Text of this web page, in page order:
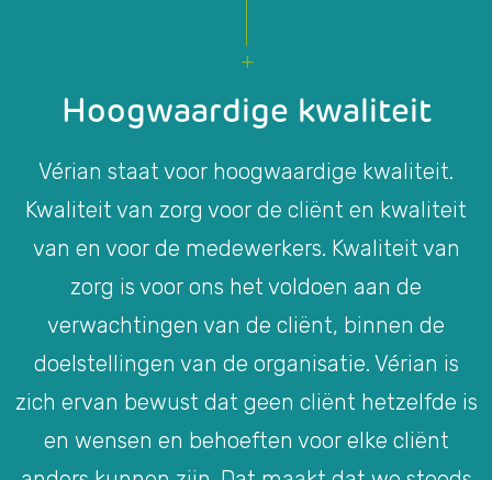
Hoogwaardige kwaliteit
Vérian staat voor hoogwaardige kwaliteit.
Kwaliteit van zorg voor de cliënt en kwaliteit
van en voor de medewerkers. Kwaliteit van
zorg is voor ons het voldoen aan de
verwachtingen van de cliënt, binnen de
doelstellingen van de organisatie. Vérian is
zich ervan bewust dat geen cliënt hetzelfde is
en wensen en behoeften voor elke cliënt